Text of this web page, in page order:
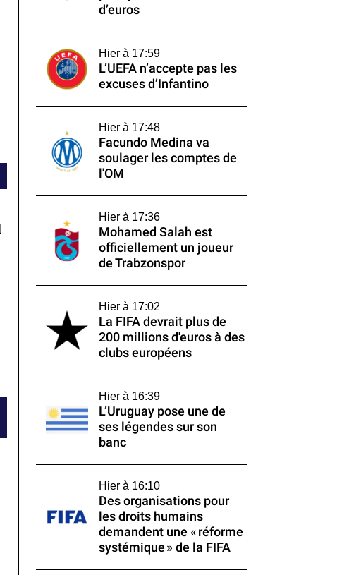
d’euros
Hier à 17:59
L’UEFA n’accepte pas les
excuses d’Infantino
Hier à 17:48
Facundo Medina va
soulager les comptes de
l'OM
Hier à 17:36
Mohamed Salah est
officiellement un joueur
de Trabzonspor
Hier à 17:02
La FIFA devrait plus de
200 millions d'euros à des
clubs européens
Hier à 16:39
L’Uruguay pose une de
ses légendes sur son
banc
Hier à 16:10
Des organisations pour
les droits humains
demandent une « réforme
systémique » de la FIFA